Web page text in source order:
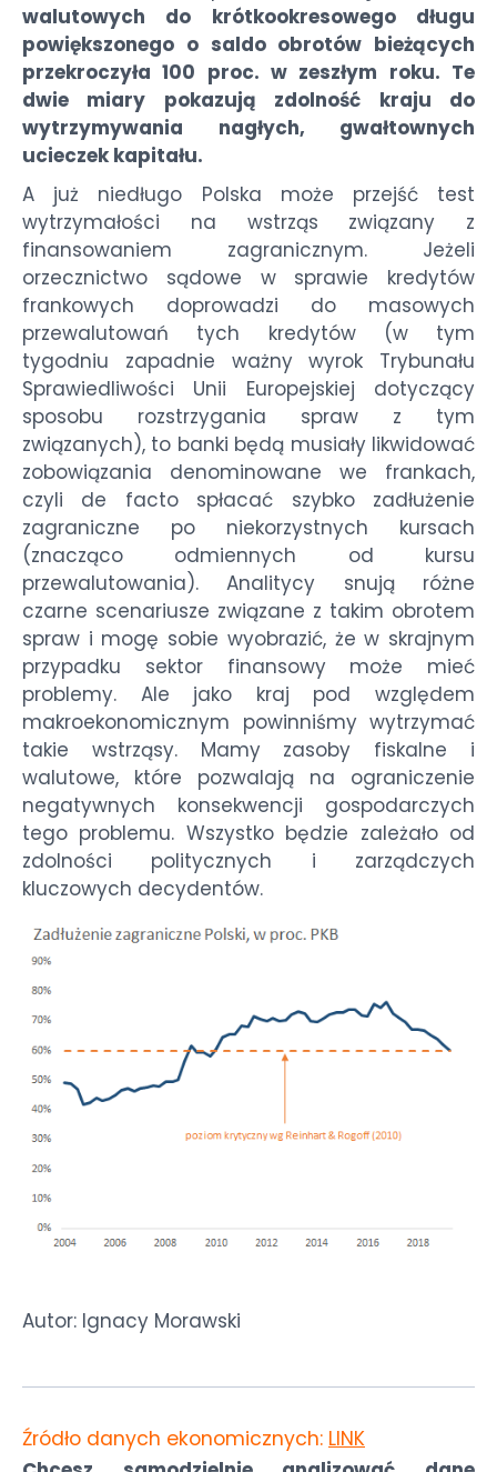
walutowych do krótkookresowego długu
powiększonego o saldo obrotów bieżących
przekroczyła 100 proc. w zeszłym roku. Te
dwie miary pokazują zdolność kraju do
wytrzymywania nagłych, gwałtownych
ucieczek kapitału.
A już niedługo Polska może przejść test
wytrzymałości na wstrząs związany z
finansowaniem zagranicznym. Jeżeli
orzecznictwo sądowe w sprawie kredytów
frankowych doprowadzi do masowych
przewalutowań tych kredytów (w tym
tygodniu zapadnie ważny wyrok Trybunału
Sprawiedliwości Unii Europejskiej dotyczący
sposobu rozstrzygania spraw z tym
związanych), to banki będą musiały likwidować
zobowiązania denominowane we frankach,
czyli de facto spłacać szybko zadłużenie
zagraniczne po niekorzystnych kursach
(znacząco odmiennych od kursu
przewalutowania). Analitycy snują różne
czarne scenariusze związane z takim obrotem
spraw i mogę sobie wyobrazić, że w skrajnym
przypadku sektor finansowy może mieć
problemy. Ale jako kraj pod względem
makroekonomicznym powinniśmy wytrzymać
takie wstrząsy. Mamy zasoby fiskalne i
walutowe, które pozwalają na ograniczenie
negatywnych konsekwencji gospodarczych
tego problemu. Wszystko będzie zależało od
zdolności politycznych i zarządczych
kluczowych decydentów.
Autor: Ignacy Morawski
Źródło danych ekonomicznych: LINK